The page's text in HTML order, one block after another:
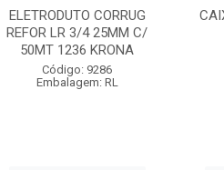
ELETRODUTO CORRUG
REFOR LR 3/4 25MM C/
50MT 1236 KRONA
Código: 9286
Embalagem: RL